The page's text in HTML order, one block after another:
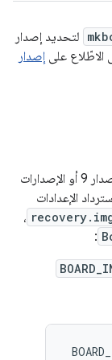
لتحديد إصدار
على إصدار
يمكن للأجهزة التي لا تستخدم بنية A/B وتعمل بالإصدار 9 أو الإصدارات
الإعدادات
،
: